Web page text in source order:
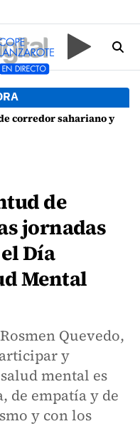
de cortejo de hubara cerca del rally de Lanzarote
de
jornadas
Día
Mental
Quevedo,
y
mental es
de empatía y de
y con los